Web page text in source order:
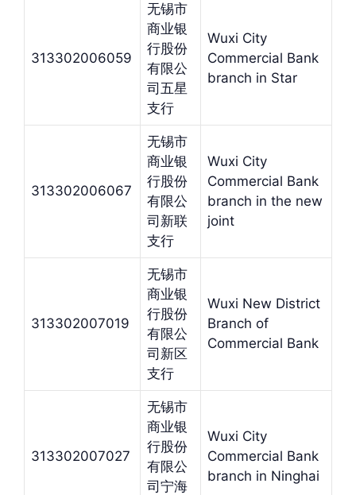
313302006059
无锡市
商业银
行股份
有限公
司五星
支行
Wuxi City
Commercial Bank
branch in Star
313302006067
无锡市
商业银
行股份
有限公
司新联
支行
Wuxi City
Commercial Bank
branch in the new
joint
313302007019
无锡市
商业银
行股份
有限公
司新区
支行
Wuxi New District
Branch of
Commercial Bank
313302007027
无锡市
商业银
行股份
有限公
司宁海
Wuxi City
Commercial Bank
branch in Ninghai